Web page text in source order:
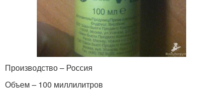
Производство – Россия
Объем – 100 миллилитров